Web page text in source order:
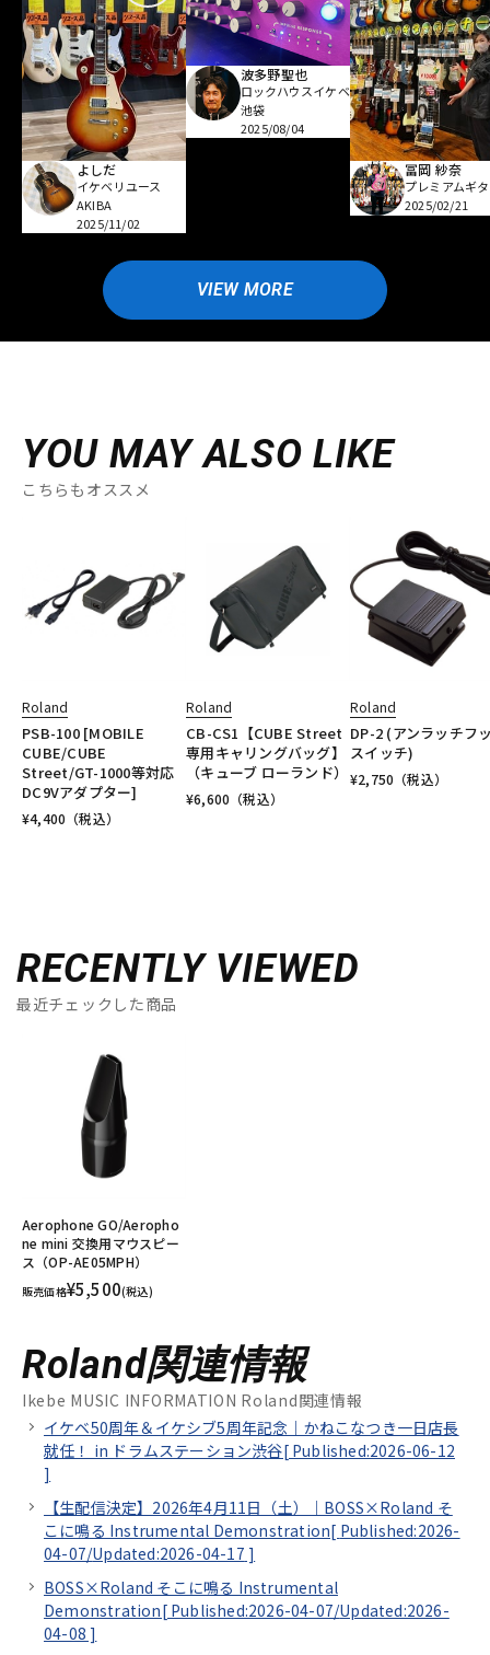
よしだ
イケベリユース
AKIBA
2025/11/02
波多野聖也
ロックハウスイケベ
池袋
2025/08/04
冨岡 紗奈
プレミアムギ
2025/02/21
VIEW MORE
YOU MAY ALSO LIKE
こちらもオススメ
Roland
PSB-100 [MOBILE
CUBE/CUBE
Street/GT-1000等対応
DC9Vアダプター]
¥4,400 （税込）
Roland
CB-CS1【CUBE Street
専用キャリングバッグ】
（キューブ ローランド）
¥6,600 （税込）
Roland
DP-2 (アンラッチフ
スイッチ)
¥2,750 （税込）
RECENTLY VIEWED
最近チェックした商品
Aerophone GO/Aeropho
ne mini 交換用マウスピー
ス（OP-AE05MPH）
販売価格¥5,500(税込)
Roland関連情報
Ikebe MUSIC INFORMATION Roland関連情報
イケベ50周年＆イケシブ5周年記念｜かねこなつき一日店長
就任！ in ドラムステーション渋谷[ Published:2026-06-12
]
【生配信決定】2026年4月11日（土）｜BOSS×Roland そ
こに鳴る Instrumental Demonstration[ Published:2026-
04-07/Updated:2026-04-17 ]
BOSS×Roland そこに鳴る Instrumental
Demonstration[ Published:2026-04-07/Updated:2026-
04-08 ]